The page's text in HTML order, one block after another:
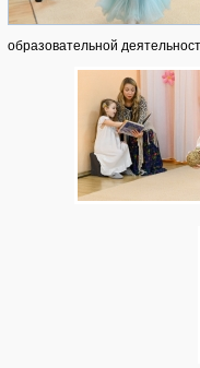
образовательной